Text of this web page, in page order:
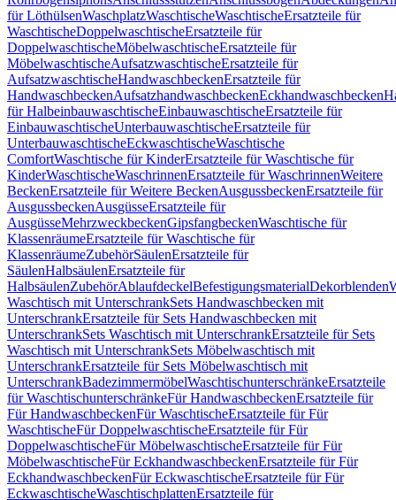
für LöthülsenWaschplatzWaschtischeWaschtischeErsatzteile für
WaschtischeDoppelwaschtischeErsatzteile für
DoppelwaschtischeMöbelwaschtischeErsatzteile für
MöbelwaschtischeAufsatzwaschtischeErsatzteile für
AufsatzwaschtischeHandwaschbeckenErsatzteile für
HandwaschbeckenAufsatzhandwaschbeckenEckhandwaschbecken
für HalbeinbauwaschtischeEinbauwaschtischeErsatzteile für
EinbauwaschtischeUnterbauwaschtischeErsatzteile für
UnterbauwaschtischeEckwaschtischeWaschtische
ComfortWaschtische für KinderErsatzteile für Waschtische für
KinderWaschtischeWaschrinnenErsatzteile für WaschrinnenWeitere
BeckenErsatzteile für Weitere BeckenAusgussbeckenErsatzteile für
AusgussbeckenAusgüsseErsatzteile für
AusgüsseMehrzweckbeckenGipsfangbeckenWaschtische für
KlassenräumeErsatzteile für Waschtische für
KlassenräumeZubehörSäulenErsatzteile für
SäulenHalbsäulenErsatzteile für
HalbsäulenZubehörAblaufdeckelBefestigungsmaterialDekorblenden
Waschtisch mit UnterschrankSets Handwaschbecken mit
UnterschrankErsatzteile für Sets Handwaschbecken mit
UnterschrankSets Waschtisch mit UnterschrankErsatzteile für Sets
Waschtisch mit UnterschrankSets Möbelwaschtisch mit
UnterschrankErsatzteile für Sets Möbelwaschtisch mit
UnterschrankBadezimmermöbelWaschtischunterschränkeErsatzteile
für WaschtischunterschränkeFür HandwaschbeckenErsatzteile für
Für HandwaschbeckenFür WaschtischeErsatzteile für Für
WaschtischeFür DoppelwaschtischeErsatzteile für Für
DoppelwaschtischeFür MöbelwaschtischeErsatzteile für Für
MöbelwaschtischeFür EckhandwaschbeckenErsatzteile für Für
EckhandwaschbeckenFür EckwaschtischeErsatzteile für Für
EckwaschtischeWaschtischplattenErsatzteile für